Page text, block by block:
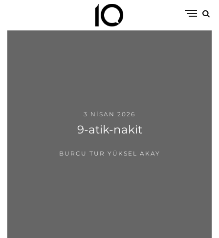
3 NISAN 2026
9-atik-nakit
BURCU TUR YÜKSEL AKAY